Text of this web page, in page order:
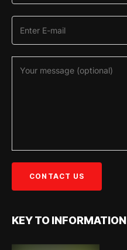
KEY TO INFORMATION